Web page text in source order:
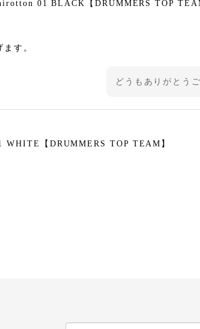
01 BLACK【DRUMMERS TOP
す。
どうもありがとう
【DRUMMERS TOP TEAM】